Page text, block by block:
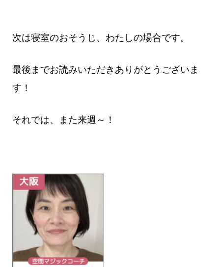
次は寝室のおそうじ、わたしの場合です。
最後までお読みいただきありがとうございま
す！
それでは、また来週～！